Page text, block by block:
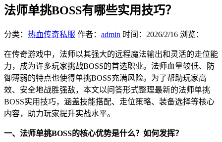
法师单挑BOSS有哪些实用技巧？
分类： 热血传奇私服 作者： admin 时间： 2026/2/16 浏览：
在传奇游戏中，法师以其强大的远程魔法输出和灵活的走位能
力，成为许多玩家挑战BOSS的首选职业。法师血量较低、防
御薄弱的特点也使得单挑BOSS充满风险。为了帮助玩家高
效、安全地战胜强敌，本文以问答形式整理最新的法师单挑
BOSS实用技巧，涵盖技能搭配、走位策略、装备选择等核心
内容，助力玩家提升实战水平。
一、法师单挑BOSS的核心优势是什么？如何发挥？